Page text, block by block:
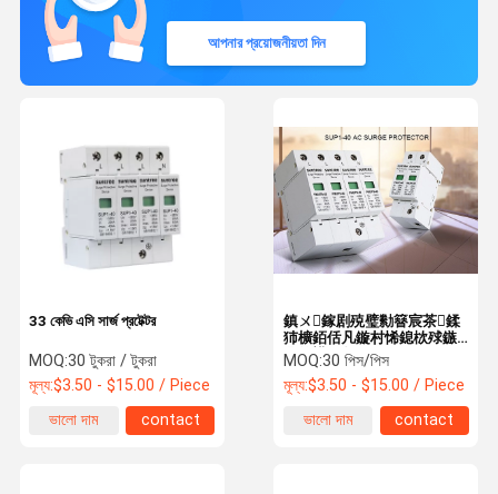
আপনার প্রয়োজনীয়তা দিন
鎮ㄨ鎵剧殑璧勬簮宸茶鍒
犻櫎銆佸凡鏇村悕鎴栨殏鏃
朵笉鍙敤銆
MOQ:30 পিস/পিস
মূল্য:$3.50 - $15.00 / Piece
ভালো দাম
contact
33 কেভি এসি সার্জ প্রটেক্টর
MOQ:30 টুকরা / টুকরা
মূল্য:$3.50 - $15.00 / Piece
ভালো দাম
contact